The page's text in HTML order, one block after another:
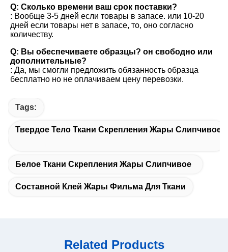
Q: Сколько времени ваш срок поставки?
: Вообще 3-5 дней если товары в запасе. или 10-20
дней если товары нет в запасе, то, оно согласно
количеству.
Q: Вы обеспечиваете образцы? он свободно или
дополнительные?
: Да, мы смогли предложить обязанность образца
бесплатно но не оплачиваем цену перевозки.
Tags:
Твердое Тело Ткани Скрепления Жары Слипчивое
Белое Ткани Скрепления Жары Слипчивое
Составной Клей Жары Фильма Для Ткани
Related Products